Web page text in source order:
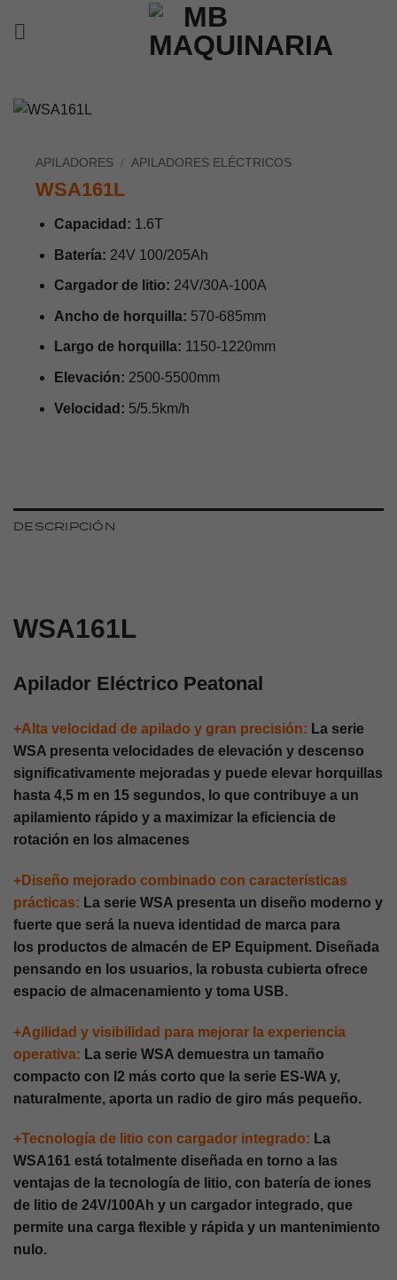
APILADORES / APILADORES ELÉCTRICOS
WSA161L
Capacidad: 1.6T
Batería: 24V 100/205Ah
Cargador de litio: 24V/30A-100A
Ancho de horquilla: 570-685mm
Largo de horquilla: 1150-1220mm
Elevación: 2500-5500mm
Velocidad: 5/5.5km/h
DESCRIPCIÓN
WSA161L
Apilador Eléctrico Peatonal
+Alta velocidad de apilado y gran precisión: La serie
WSA presenta velocidades de elevación y descenso
significativamente mejoradas y puede elevar horquillas
hasta 4,5 m en 15 segundos, lo que contribuye a un
apilamiento rápido y a maximizar la eficiencia de
rotación en los almacenes
+Diseño mejorado combinado con características
prácticas: La serie WSA presenta un diseño moderno y
fuerte que será la nueva identidad de marca para
los productos de almacén de EP Equipment. Diseñada
pensando en los usuarios, la robusta cubierta ofrece
espacio de almacenamiento y toma USB.
+Agilidad y visibilidad para mejorar la experiencia
operativa: La serie WSA demuestra un tamaño
compacto con l2 más corto que la serie ES-WA y,
naturalmente, aporta un radio de giro más pequeño.
+Tecnología de litio con cargador integrado: La
WSA161 está totalmente diseñada en torno a las
ventajas de la tecnología de litio, con batería de iones
de litio de 24V/100Ah y un cargador integrado, que
permite una carga flexible y rápida y un mantenimiento
nulo.